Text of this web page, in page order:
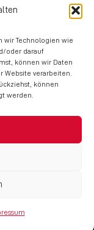
wir Technologien wie
oder darauf
können wir Daten
Website verarbeiten.
können
werden.